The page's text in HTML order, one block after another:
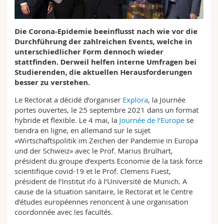
Sciences et médecine
Interfacultaire
Collaborateurs
Doctorants
Webmail
Programme des cours
MyUnifr
Die Corona-Epidemie beeinflusst nach wie vor die
Durchführung der zahlreichen Events, welche in
unterschiedlicher Form dennoch wieder
stattfinden. Derweil helfen interne Umfragen bei
Studierenden, die aktuellen Herausforderungen
besser zu verstehen.
Le Rectorat a décidé d’organiser Explora, la Journée
portes ouvertes, le 25 septembre 2021 dans un format
hybride et flexible. Le 4 mai, la Journée de l’Europe se
tiendra en ligne, en allemand sur le sujet
«Wirtschaftspolitik im Zeichen der Pandemie in Europa
und der Schweiz» avec le Prof. Marius Brülhart,
président du groupe d’experts Economie de la task force
scientifique covid-19 et le Prof. Clemens Fuest,
président de l’Institut ifo à l’Université de Munich. A
cause de la situation sanitaire, le Rectorat et le Centre
d'études européennes renoncent à une organisation
coordonnée avec les facultés.